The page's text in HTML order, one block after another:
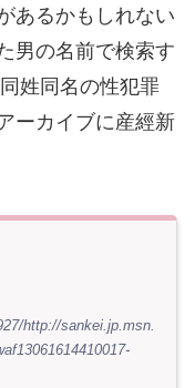
あるかもしれない
男の名前で検索す
姓同名の性犯罪
ーカイブに産經新
http://sankei.jp.msn.